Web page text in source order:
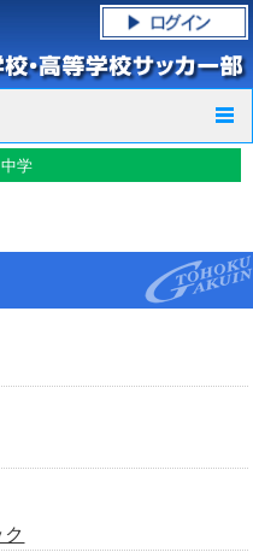
リー
中学